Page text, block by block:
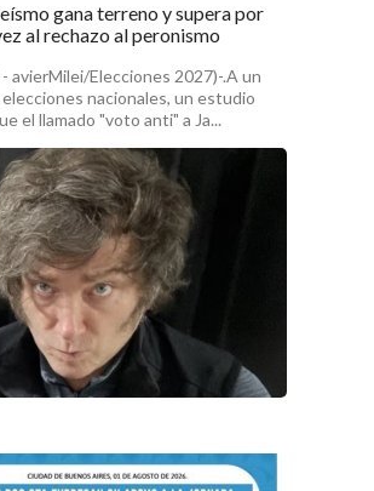
gana terreno y supera por
al rechazo al peronismo
avierMilei/Elecciones 2027)-.A un
elecciones nacionales, un estudio
el llamado "voto anti" a Ja...